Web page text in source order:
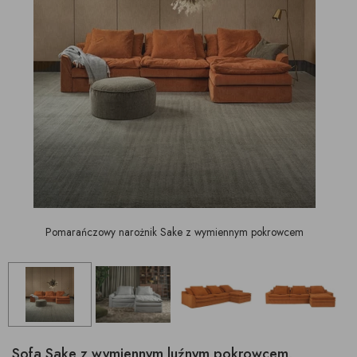
Pomarańczowy narożnik Sake z wymiennym pokrowcem